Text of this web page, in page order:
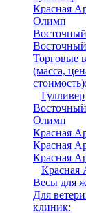
Красная
Олимп
Восточный
Торговые
(масса,
стоимость):
Гулливер
Олимп
Красная
Красная
Красная
Красная
Весы для
Для
клиник: